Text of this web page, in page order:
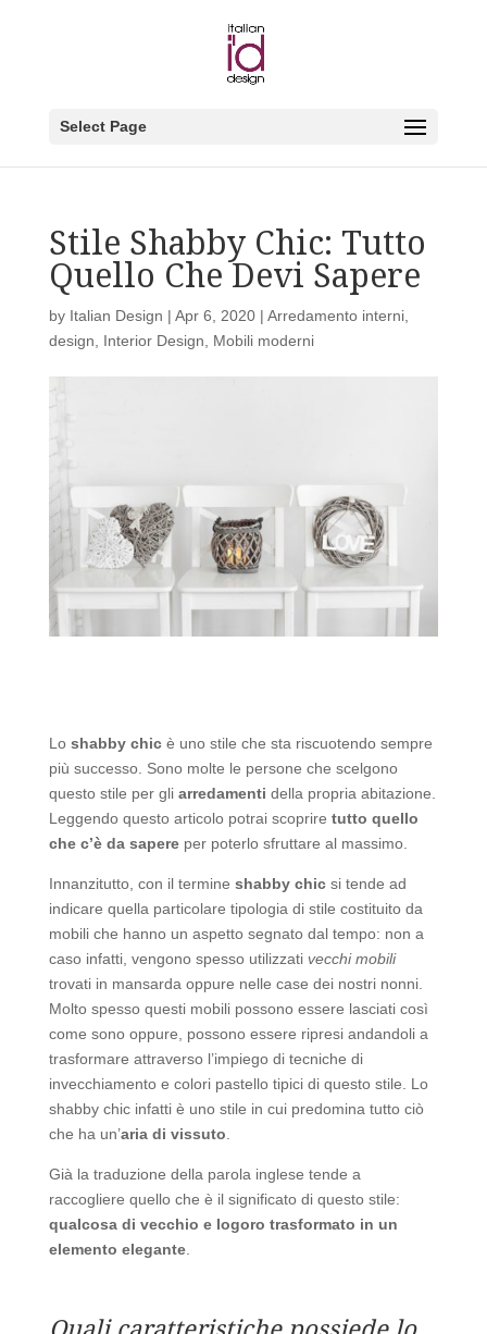
Select Page
Stile Shabby Chic: Tutto
Quello Che Devi Sapere
by Italian Design | Apr 6, 2020| Arredamento interni,
design
Interior Design Mobili moderni
Lo shabby chicè uno stile che sta riscuotendo sempre
più successo. Sono molte le persone che scelgono
questo stile per gli arredamenti della propria abitazione.
Leggendo questo articolo potrai scoprire tutto quello
che c’è da sapereper poterlo sfruttare al massimo.
Innanzitutto, con il termine shabby chicsi tende ad
indicare quella particolare tipologia di stile costituito da
mobili che hanno un aspetto segnato dal tempo: non a
caso infatti, vengono spesso utilizzati vecchi mobili
trovati in mansarda oppure nelle case dei nostri nonni.
Molto spesso questi mobili possono essere lasciati così
come sono oppure, possono essere ripresi andandoli a
trasformare attraverso l’impiego di tecniche di
invecchiamento e colori pastello tipici di questo stile. Lo
shabby chic infatti è uno stile in cui predomina tutto ciò
che ha un’aria di vissuto
Già la traduzione della parola inglese tende a
raccogliere quello che è il significato di questo stile:
qualcosa di vecchio e logoro trasformato in un
elemento elegante.